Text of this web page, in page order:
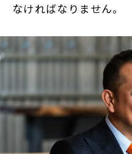
なければなりません。